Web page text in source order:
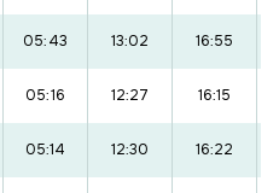
05:43 13:02 16:55
05:16 12:27 16:15
05:14 12:30 16:22